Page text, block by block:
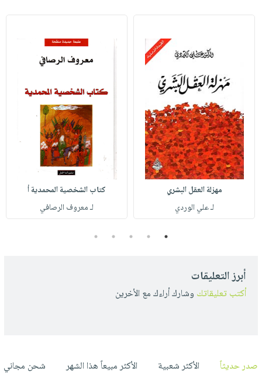
مهزلة العقل البشري
لـ علي الوردي
كتاب الشخصية المحمدية أ
لـ معروف الرصافي
1
2
3
4
5
أبرز التعليقات
أكتب تعليقاتك وشارك أراءك مع الأخرين
صدر حديثاً الأكثر شعبية الأكثر مبيعاً هذا الشهر شحن مجاني